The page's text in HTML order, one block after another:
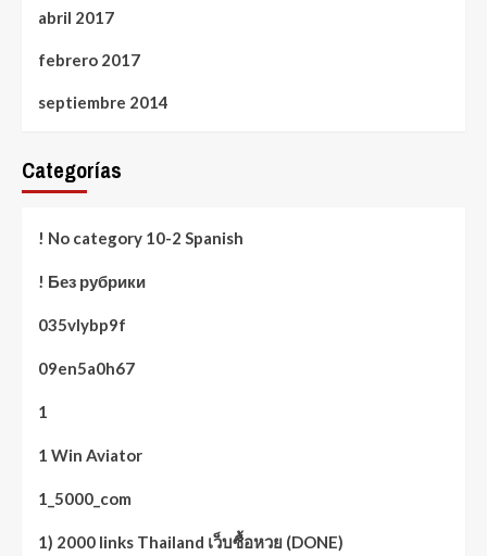
abril 2017
febrero 2017
septiembre 2014
Categorías
! No category 10-2 Spanish
! Без рубрики
035vlybp9f
09en5a0h67
1
1 Win Aviator
1_5000_com
1) 2000 links Thailand เว็บซื้อหวย (DONE)